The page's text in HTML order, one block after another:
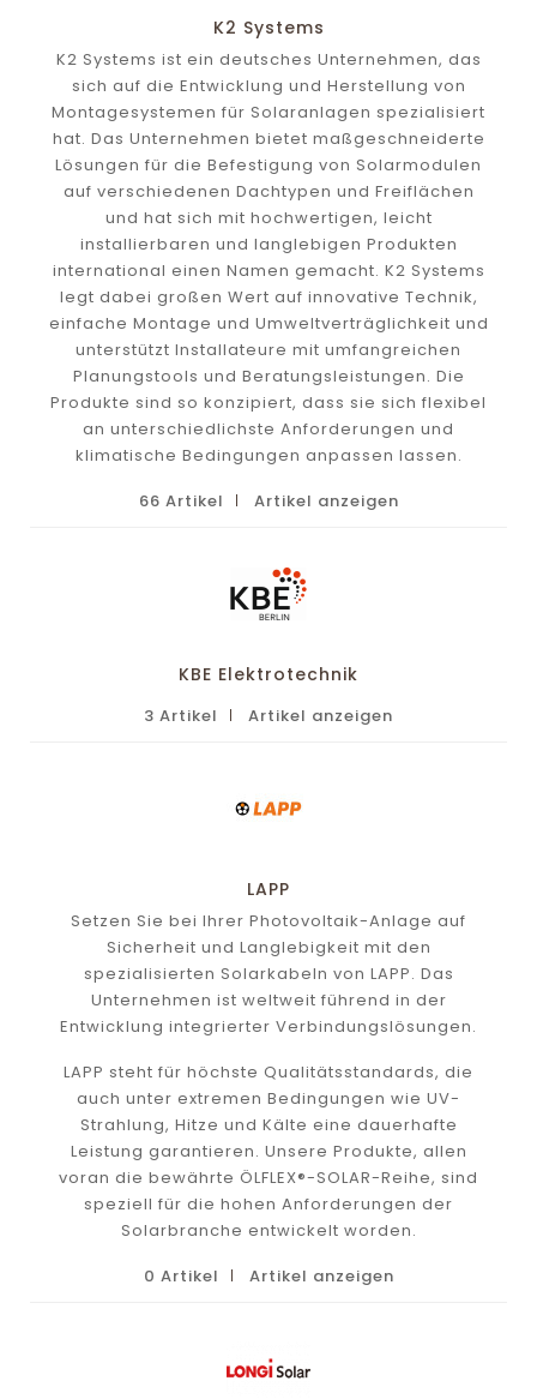
K2 Systems
K2 Systems ist ein deutsches Unternehmen, das
sich auf die Entwicklung und Herstellung von
Montagesystemen für Solaranlagen spezialisiert
hat. Das Unternehmen bietet maßgeschneiderte
Lösungen für die Befestigung von Solarmodulen
auf verschiedenen Dachtypen und Freiflächen
und hat sich mit hochwertigen, leicht
installierbaren und langlebigen Produkten
international einen Namen gemacht. K2 Systems
legt dabei großen Wert auf innovative Technik,
einfache Montage und Umweltverträglichkeit und
unterstützt Installateure mit umfangreichen
Planungstools und Beratungsleistungen. Die
Produkte sind so konzipiert, dass sie sich flexibel
an unterschiedlichste Anforderungen und
klimatische Bedingungen anpassen lassen.
66 Artikel
Artikel anzeigen
KBE Elektrotechnik
3 Artikel Artikel anzeigen
LAPP
Setzen Sie bei Ihrer Photovoltaik-Anlage auf
Sicherheit und Langlebigkeit mit den
spezialisierten Solarkabeln von LAPP. Das
Unternehmen ist weltweit führend in der
Entwicklung integrierter Verbindungslösungen.
LAPP steht für höchste Qualitätsstandards, die
auch unter extremen Bedingungen wie UV-
Strahlung, Hitze und Kälte eine dauerhafte
Leistung garantieren. Unsere Produkte, allen
voran die bewährte ÖLFLEX®-SOLAR-Reihe, sind
speziell für die hohen Anforderungen der
Solarbranche entwickelt worden.
0 Artikel
Artikel anzeigen